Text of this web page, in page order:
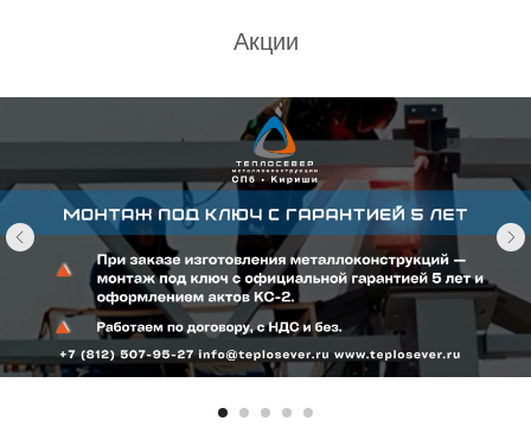
Преимущества сотрудничества с
компанией ТеплоСевер
этапах металлообработки контролируется геометрия, качество
дальнейшему монтажу, чтобы минимизировать доработки уже на
собственное производство металлоконструкций
проектирование КМ и КМД в составе одного цикла
опыт изготовления нестандартных конструкций
соблюдение требований ГОСТ и строительных норм